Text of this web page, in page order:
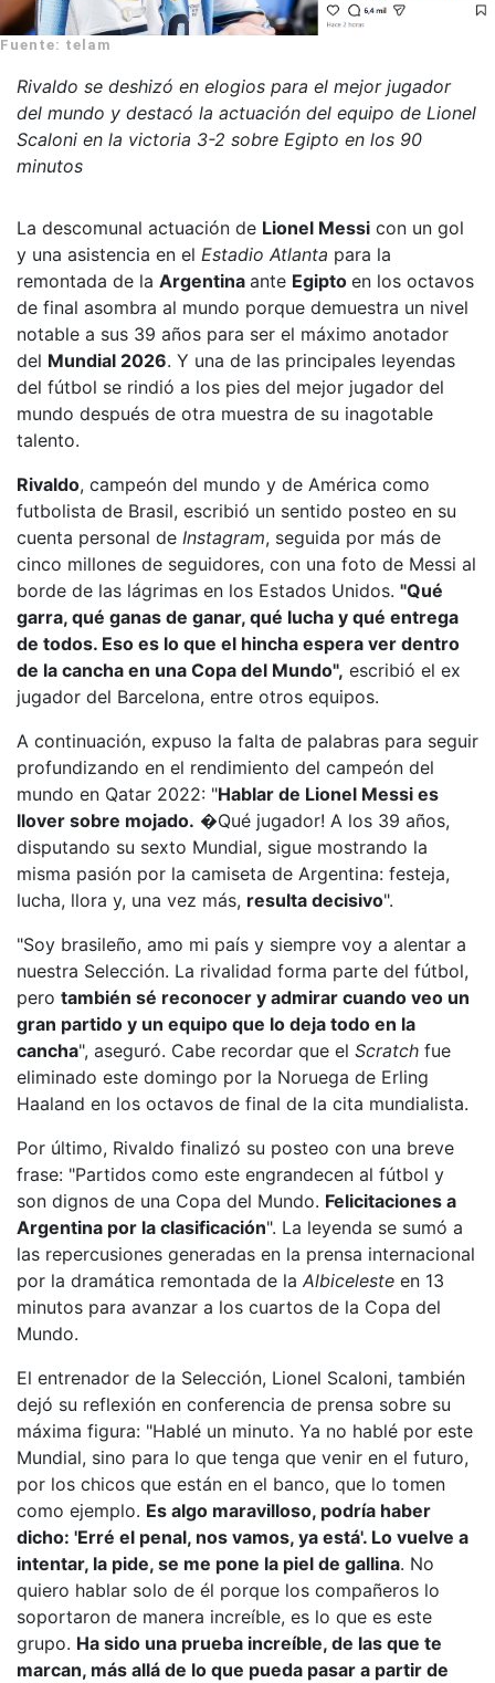
Fuente: telam
Rivaldo se deshizó en elogios para el mejor jugador
del mundo y destacó la actuación del equipo de Lionel
Scaloni en la victoria 3-2 sobre Egipto en los 90
minutos
La descomunal actuación de Lionel Messi con un gol
y una asistencia en el Estadio Atlanta para la
remontada de la Argentina ante Egipto en los octavos
de final asombra al mundo porque demuestra un nivel
notable a sus 39 años para ser el máximo anotador
del Mundial 2026. Y una de las principales leyendas
del fútbol se rindió a los pies del mejor jugador del
mundo después de otra muestra de su inagotable
talento.
Rivaldo, campeón del mundo y de América como
futbolista de Brasil, escribió un sentido posteo en su
cuenta personal de Instagram, seguida por más de
cinco millones de seguidores, con una foto de Messi al
borde de las lágrimas en los Estados Unidos. "Qué
garra, qué ganas de ganar, qué lucha y qué entrega
de todos. Eso es lo que el hincha espera ver dentro
de la cancha en una Copa del Mundo", escribió el ex
jugador del Barcelona, entre otros equipos.
A continuación, expuso la falta de palabras para seguir
profundizando en el rendimiento del campeón del
mundo en Qatar 2022: "Hablar de Lionel Messi es
llover sobre mojado. �Qué jugador! A los 39 años,
disputando su sexto Mundial, sigue mostrando la
misma pasión por la camiseta de Argentina: festeja,
lucha, llora y, una vez más, resulta decisivo".
"Soy brasileño, amo mi país y siempre voy a alentar a
nuestra Selección. La rivalidad forma parte del fútbol,
pero también sé reconocer y admirar cuando veo un
gran partido y un equipo que lo deja todo en la
cancha", aseguró. Cabe recordar que el Scratch fue
eliminado este domingo por la Noruega de Erling
Haaland en los octavos de final de la cita mundialista.
Por último, Rivaldo finalizó su posteo con una breve
frase: "Partidos como este engrandecen al fútbol y
son dignos de una Copa del Mundo. Felicitaciones a
Argentina por la clasificación". La leyenda se sumó a
las repercusiones generadas en la prensa internacional
por la dramática remontada de la Albiceleste en 13
minutos para avanzar a los cuartos de la Copa del
Mundo.
El entrenador de la Selección, Lionel Scaloni, también
dejó su reflexión en conferencia de prensa sobre su
máxima figura: "Hablé un minuto. Ya no hablé por este
Mundial, sino para lo que tenga que venir en el futuro,
por los chicos que están en el banco, que lo tomen
como ejemplo. Es algo maravilloso, podría haber
dicho: 'Erré el penal, nos vamos, ya está'. Lo vuelve a
intentar, la pide, se me pone la piel de gallina. No
quiero hablar solo de él porque los compañeros lo
soportaron de manera increíble, es lo que es este
grupo. Ha sido una prueba increíble, de las que te
marcan, más allá de lo que pueda pasar a partir de